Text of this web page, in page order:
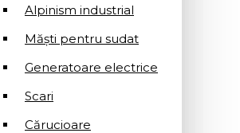
Alpinism industrial
Măști pentru sudat
Generatoare electrice
Scari
Cărucioare